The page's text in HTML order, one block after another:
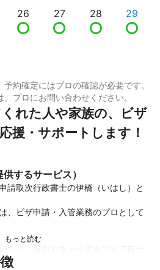
26 27 28 29
約確定にはプロの確認が必要です。
プロにお問い合わせください。
れた人や家族の、ビザ
援・サポートします！
するサービス）
請取次行政書士の伊橋（いはし）と
、ビザ申請・入管業務のプロとして
たりするお手伝いをしています。